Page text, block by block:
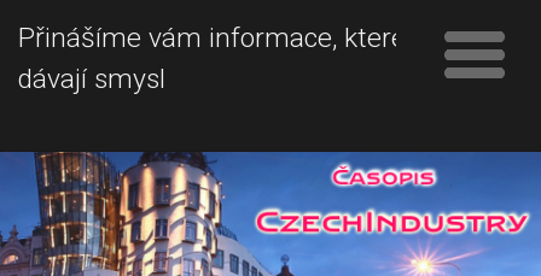
Přinášíme vám informace, které
dávají smysl